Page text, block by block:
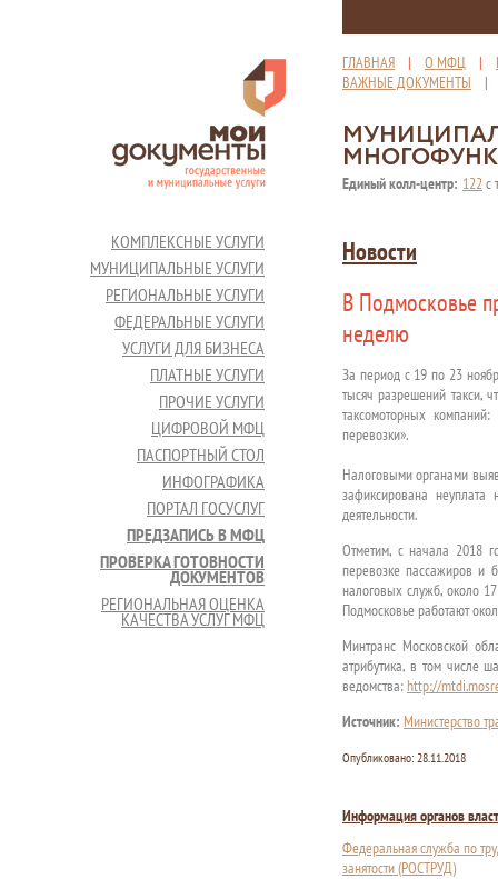
ГЛАВНАЯ | О МФЦ |
ВАЖНЫЕ ДОКУМЕНТЫ
Единый колл-центр: 122с
КОМПЛЕКСНЫЕ УСЛУГИ
МУНИЦИПАЛЬНЫЕ УСЛУГИ
РЕГИОНАЛЬНЫЕ УСЛУГИ
ФЕДЕРАЛЬНЫЕ УСЛУГИ
УСЛУГИ ДЛЯ БИЗНЕСА
ПЛАТНЫЕ УСЛУГИ
ПРОЧИЕ УСЛУГИ
ЦИФРОВОЙ МФЦ
ПАСПОРТНЫЙ СТОЛ
ИНФОГРАФИКА
ПОРТАЛ ГОСУСЛУГ
ПРЕДЗАПИСЬ В МФЦ
ПРОВЕРКА ГОТОВНОСТИ
ДОКУМЕНТОВ
РЕГИОНАЛЬНАЯ ОЦЕНКА
КАЧЕСТВА УСЛУГ МФЦ
Новости
В Подмосковье
неделю
За период с 19 по 23
тысяч разрешений такси,
таксомоторных
перевозки».
Налоговыми органами
зафиксирована неуплата
деятельности.
Отметим, с начала 2018
перевозке пассажиров и
налоговых служб, около
Подмосковье работают
Минтранс Московской
атрибутика, в том числе
ведомства:http://
Источник: Министерство
Опубликовано: 28.11.2018
Информация органов
Федеральная служба по
занятости (РОСТРУД)